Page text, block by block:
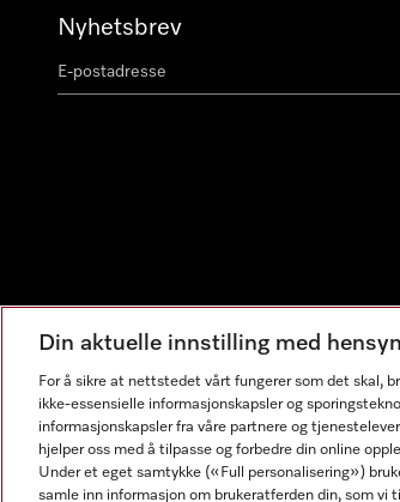
Nyhetsbrev
Din aktuelle innstilling med
For å sikre at nettstedet vårt fungerer som det skal,
ikke-essensielle informasjonskapsler og
informasjonskapsler fra våre partnere og
hjelper oss med å tilpasse og forbedre din online
Under et eget samtykke («Full personalisering»)
samle inn informasjon om brukeratferden din, som vi